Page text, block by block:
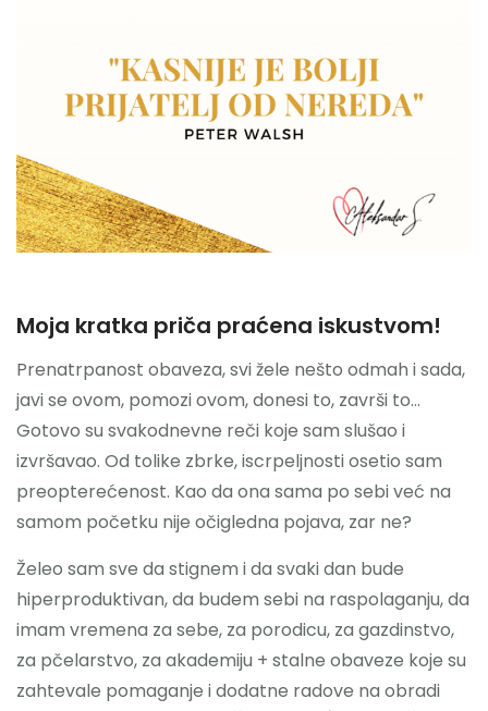
Moja kratka priča praćena iskustvom!
Prenatrpanost obaveza, svi žele nešto odmah i sada,
javi se ovom, pomozi ovom, donesi to, završi to…
Gotovo su svakodnevne reči koje sam slušao i
izvršavao. Od tolike zbrke, iscrpeljnosti osetio sam
preopterećenost. Kao da ona sama po sebi već na
samom početku nije očigledna pojava, zar ne?
Želeo sam sve da stignem i da svaki dan bude
hiperproduktivan, da budem sebi na raspolaganju, da
imam vremena za sebe, za porodicu, za gazdinstvo,
za pčelarstvo, za akademiju + stalne obaveze koje su
zahtevale pomaganje i dodatne radove na obradi